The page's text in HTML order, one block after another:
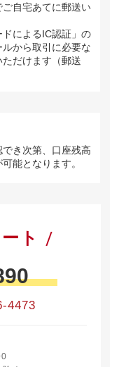
ご自宅あてに郵送い
ドによるIC認証」の
から取引に必要な
だけます（郵送
き次第、口座残高
能となります。
ト
4473
17時